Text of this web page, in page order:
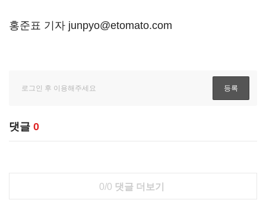
홍준표 기자 junpyo@etomato.com
댓글 0
0/0 댓글 더보기